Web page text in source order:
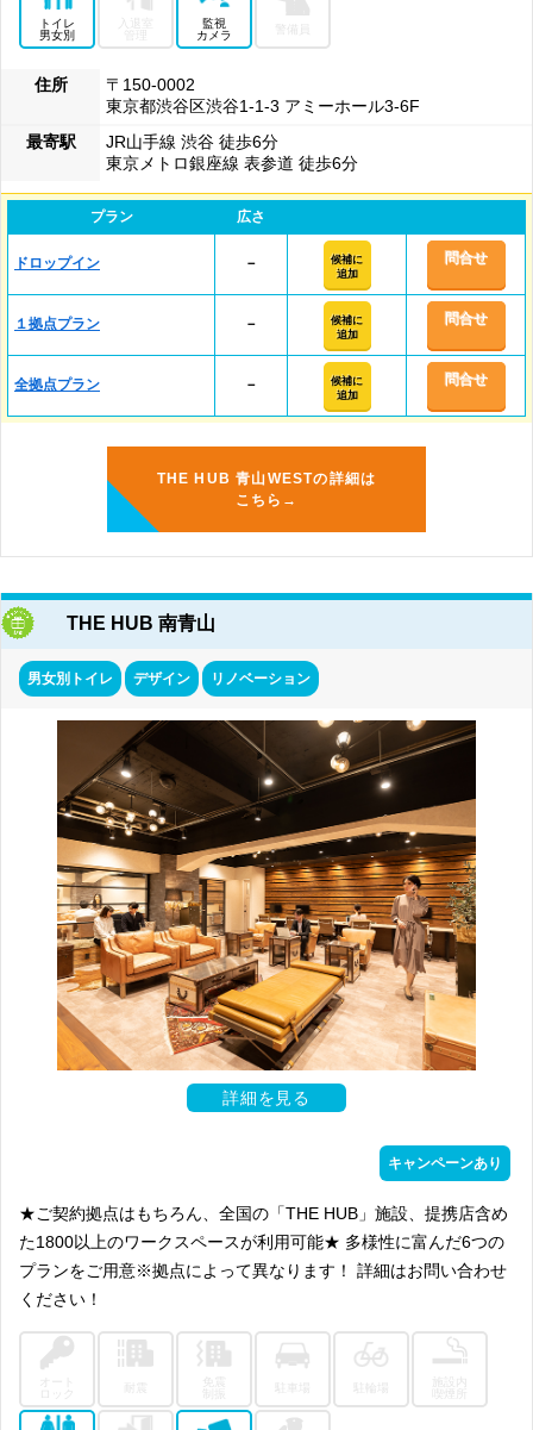
トイレ
男女別
入退室
監視
カメラ
警備員
住所
〒150-0002
東京都渋谷区渋谷1-1-3 アミーホール3-6F
最寄駅
JR山手線 渋谷 徒歩6分
東京メトロ銀座線 表参道 徒歩6分
プラン 広さ
ドロップイン －
候補に
追加
問合せ
１拠点プラン －
候補に
追加
問合せ
全拠点プラン －
候補に
追加
問合せ
THE HUB 青山WESTの詳細は
こちら→
THE HUB 南青山
男女別トイレ デザイン リノベーション
詳細を見る
キャンペーンあり
★ご契約拠点はもちろん、全国の「THE HUB」施設、提携店含め
た1800以上のワークスペースが利用可能★ 多様性に富んだ6つの
プランをご用意※拠点によって異なります！ 詳細はお問い合わせ
ください！
喫煙所